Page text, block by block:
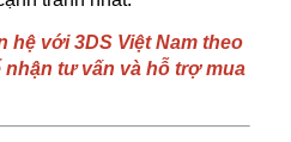
hệ với 3DS Việt Nam theo
tư vấn và hỗ trợ mua